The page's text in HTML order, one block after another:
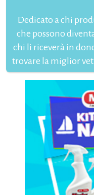
Dedicato a chi
che possono
chi li riceverà in
trovare la miglior